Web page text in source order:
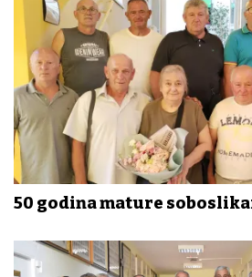
50 godina mature